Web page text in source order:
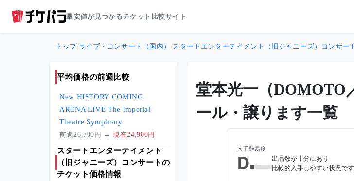
最安値が見つかるチケット比較サイト
トップ/ライブ・コンサート（国内） /スタートエンターテイメント（旧ジャニーズ）コンサー
堂本光一（
ール・譲ります一覧
入手難易度
D
出品数が十分にあり
比較的入手しやすい状況です
平均価格の前週比較
New HISTORY COMING
ARENA LIVE The Imperial
Theatre Symphony
前週26,700円 → 現在24,900円
スタートエンターテイメント
（旧ジャニーズ）コンサートの
チケット価格情報